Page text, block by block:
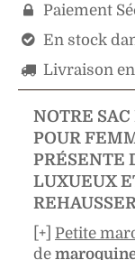
 Paiement
 En stock
 Livraison
NOTRE
POUR
PRÉSENTE
LUXUEUX
[+] Petite
de